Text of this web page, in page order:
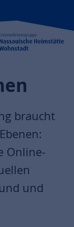
braucht
Online-
und